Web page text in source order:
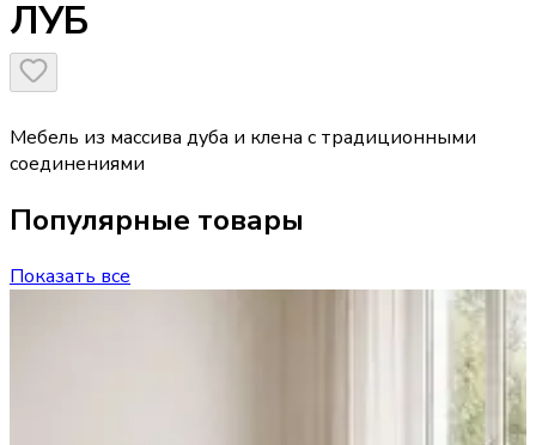
ЛУБ
Мебель из массива дуба и клена с традиционными
соединениями
Популярные товары
Показать все